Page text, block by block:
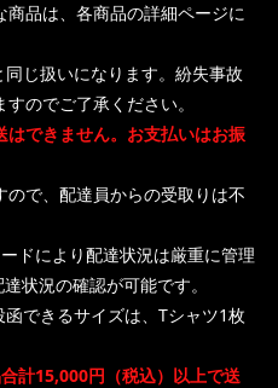
商品は、各商品の詳細ページに
じ扱いになります。紛失事故
のでご了承ください。
はできません。お支払いはお振
ので、配達員からの受取りは不
ドにより配達状況は厳重に管理
状況の確認が可能です。
できるサイズは、Tシャツ1枚
計15,000円（税込）以上で送